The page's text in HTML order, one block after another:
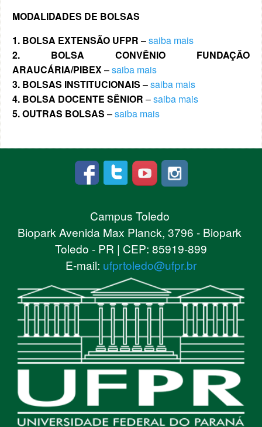
MODALIDADES DE BOLSAS
1. BOLSA EXTENSÃO UFPR –saiba mais
2. BOLSA CONVÊNIO FUNDAÇÃO
ARAUCÁRIA/PIBEX–saiba mais
3. BOLSAS INSTITUCIONAIS –saiba mais
4. BOLSA DOCENTE SÊNIOR –saiba mais
5. OUTRAS BOLSAS –saiba mais
Campus Toledo
Biopark Avenida Max Planck, 3796 - Biopark
Toledo - PR | CEP: 85919-899
E-mail: ufprtoledo@ufpr.br